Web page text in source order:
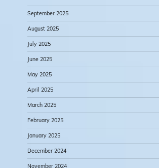
September 2025
August 2025
July 2025
June 2025
May 2025
April 2025
March 2025
February 2025
January 2025
December 2024
November 2024